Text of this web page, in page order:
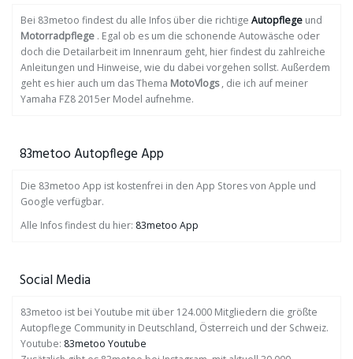
Bei 83metoo findest du alle Infos über die richtige Autopflege und
Motorradpflege . Egal ob es um die schonende Autowäsche oder
doch die Detailarbeit im Innenraum geht, hier findest du zahlreiche
Anleitungen und Hinweise, wie du dabei vorgehen sollst. Außerdem
geht es hier auch um das Thema MotoVlogs, die ich auf meiner
Yamaha FZ8 2015er Model aufnehme.
83metoo Autopflege App
Die 83metoo App ist kostenfrei in den App Stores von Apple und
Google verfügbar.
Alle Infos findest du hier: 83metoo App
Social Media
83metoo ist bei Youtube mit über 124.000 Mitgliedern die größte
Autopflege Community in Deutschland, Österreich und der Schweiz.
Youtube: 83metoo Youtube